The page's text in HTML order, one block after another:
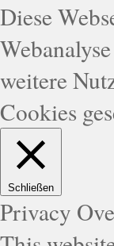
Diese
weitere
Cookies
Schließen
Privacy